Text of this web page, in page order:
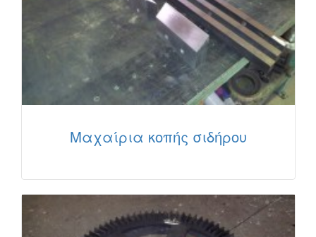
Μαχαίρια κοπής σιδήρου